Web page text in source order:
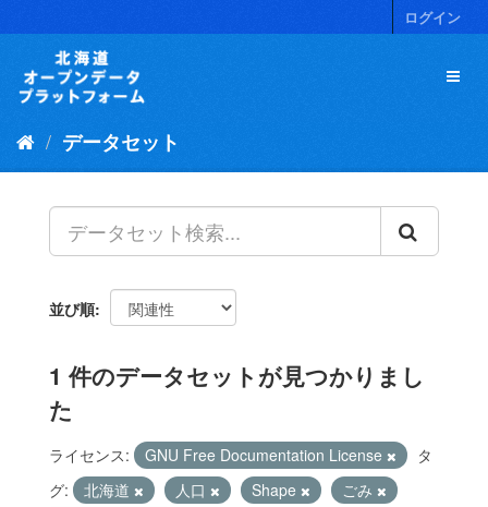
キ
ログイン
データセット
並び順
1 件のデータセットが見つかりまし
た
ライセンス: GNU Free Documentation License
タ
グ:
北海道 人口 Shape
ごみ